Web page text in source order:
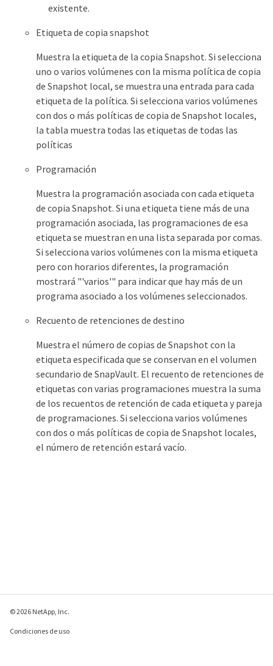
existente.
Etiqueta de copia snapshot
Muestra la etiqueta de la copia Snapshot. Si selecciona
uno o varios volúmenes con la misma política de copia
de Snapshot local, se muestra una entrada para cada
etiqueta de la política. Si selecciona varios volúmenes
con dos o más políticas de copia de Snapshot locales,
la tabla muestra todas las etiquetas de todas las
políticas
Programación
Muestra la programación asociada con cada etiqueta
de copia Snapshot. Si una etiqueta tiene más de una
programación asociada, las programaciones de esa
etiqueta se muestran en una lista separada por comas.
Si selecciona varios volúmenes con la misma etiqueta
pero con horarios diferentes, la programación
mostrará "'varios'" para indicar que hay más de un
programa asociado a los volúmenes seleccionados.
Recuento de retenciones de destino
Muestra el número de copias de Snapshot con la
etiqueta especificada que se conservan en el volumen
secundario de SnapVault. El recuento de retenciones de
etiquetas con varias programaciones muestra la suma
de los recuentos de retención de cada etiqueta y pareja
de programaciones. Si selecciona varios volúmenes
con dos o más políticas de copia de Snapshot locales,
el número de retención estará vacío.
© 2026 NetApp, Inc.
Condiciones de uso